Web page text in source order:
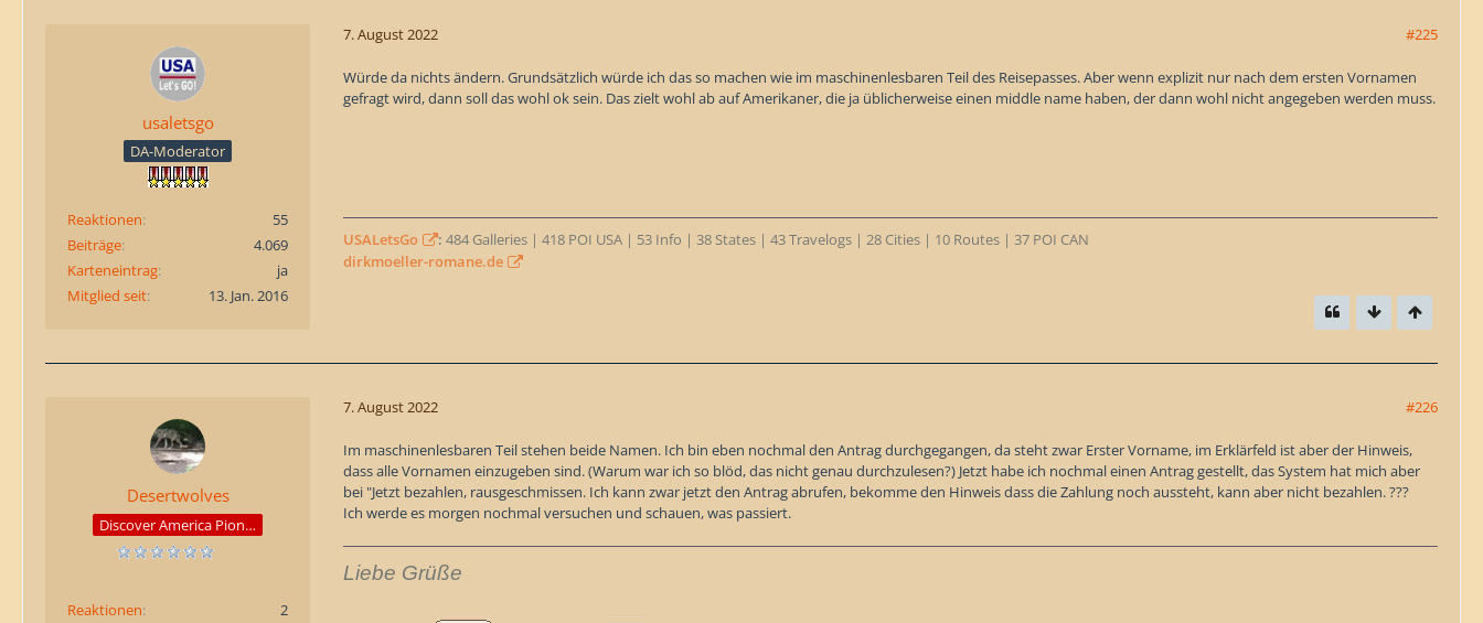
usaletsgo
DA-Moderator
Reaktionen
55
Beiträge
4.069
Karteneintrag
ja
Mitglied seit
13. Jan. 2016
7. August 2022 #225
Würde da nichts ändern. Grundsätzlich würde ich das so machen wie im maschinenlesbaren Teil des Reisepasses. Aber wenn explizit nur nach dem ersten Vornamen
gefragt wird, dann soll das wohl ok sein. Das zielt wohl ab auf Amerikaner, die ja üblicherweise einen middle name haben, der dann wohl nicht angegeben werden muss.
USALetsGo : 484 Galleries | 418 POI USA | 53 Info | 38 States | 43 Travelogs | 28 Cities | 10 Routes | 37 POI CAN
dirkmoeller-romane.de
Desertwolves
Discover America Pioneer
Reaktionen
2
7. August 2022 #226
Im maschinenlesbaren Teil stehen beide Namen. Ich bin eben nochmal den Antrag durchgegangen, da steht zwar Erster Vorname, im Erklärfeld ist aber der Hinweis,
dass alle Vornamen einzugeben sind. (Warum war ich so blöd, das nicht genau durchzulesen?) Jetzt habe ich nochmal einen Antrag gestellt, das System hat mich aber
bei "Jetzt bezahlen, rausgeschmissen. Ich kann zwar jetzt den Antrag abrufen, bekomme den Hinweis dass die Zahlung noch aussteht, kann aber nicht bezahlen. ???
Ich werde es morgen nochmal versuchen und schauen, was passiert.
Liebe Grüße